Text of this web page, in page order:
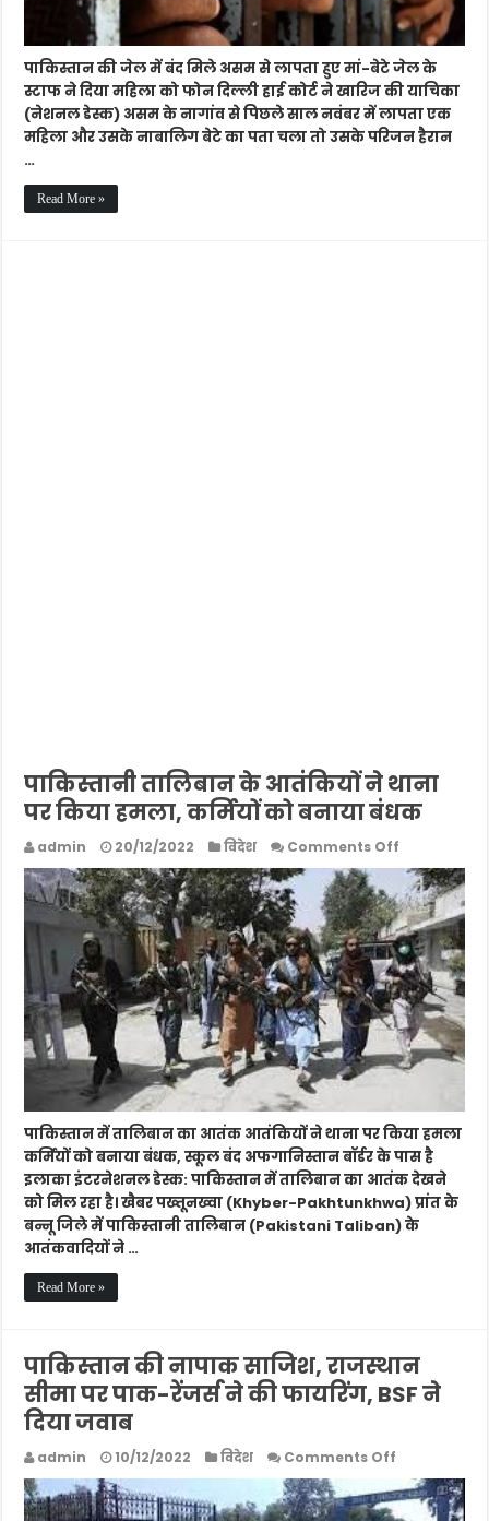
मां-
बेटे,जेल
के
ने
महिला
को
पाकिस्तान की जेल में बंद मिले असम से लापता हुए मां-बेटे जेल के
स्टाफ ने दिया महिला को फोन दिल्ली हाई कोर्ट ने खारिज की याचिका
(नेशनल डेस्क) असम के नागांव से पिछले साल नवंबर में लापता एक
महिला और उसके नाबालिग बेटे का पता चला तो उसके परिजन हैरान
…
Read More »
पाकिस्तानी तालिबान के आतंकियों ने थाना
पर किया हमला, कर्मियों को बनाया बंधक
admin 20/12/2022 विदेश Comments Off
पाकिस्तानी
तालिबान
के
आतंकियों
ने
थाना
पर
किया
हमला,
कर्मियों
को
पाकिस्तान में तालिबान का आतंक आतंकियों ने थाना पर किया हमला
कर्मियों को बनाया बंधक, स्कूल बंद अफगानिस्तान बॉर्डर के पास है
इलाका इंटरनेशनल डेस्क: पाकिस्तान में तालिबान का आतंक देखने
को मिल रहा है। खैबर पख्तूनख्वा (Khyber-Pakhtunkhwa) प्रांत के
बन्नू जिले में पाकिस्तानी तालिबान (Pakistani Taliban) के
आतंकवादियों ने …
Read More »
पाकिस्तान की नापाक साजिश, राजस्थान
सीमा पर पाक-रेंजर्स ने की फायरिंग, BSF ने
दिया जवाब
admin 10/12/2022 विदेश Comments Off
पाकिस्तान
की
नापाक